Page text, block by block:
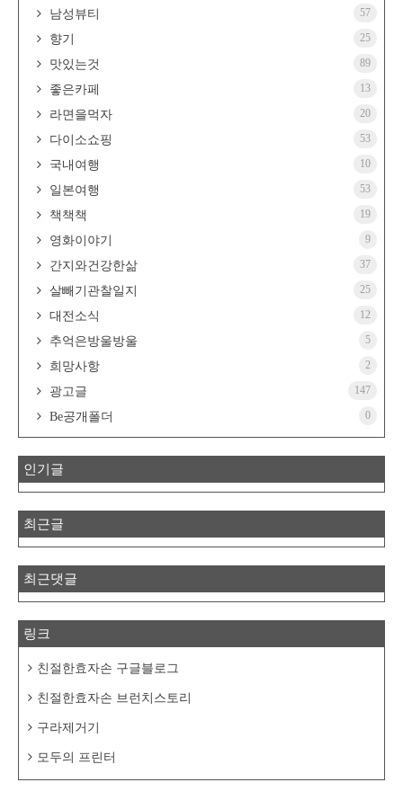
남성뷰티 57
향기 25
맛있는것 89
좋은카페 13
라면을먹자 20
다이소쇼핑 53
국내여행 10
일본여행 53
책책책 19
영화이야기 9
간지와건강한삶 37
살빼기관찰일지 25
대전소식 12
추억은방울방울 5
희망사항 2
광고글 147
Be공개폴더 0
인기글
최근글
최근댓글
링크
친절한효자손 구글블로그
친절한효자손 브런치스토리
구라제거기
모두의 프린터